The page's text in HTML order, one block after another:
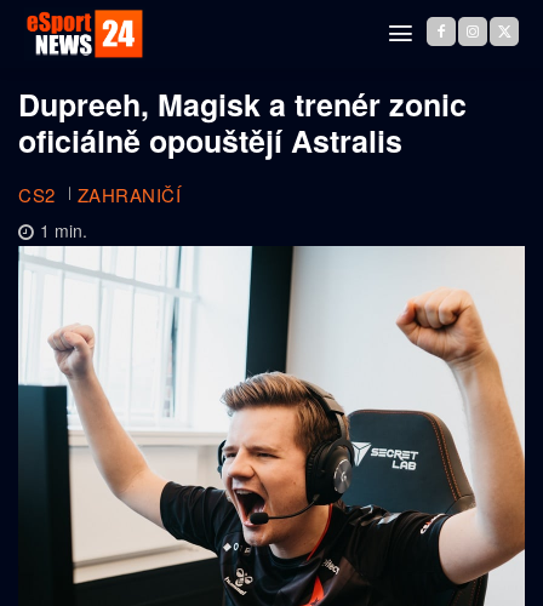
Dupreeh, Magisk a trenér zonic
oficiálně opouštějí Astralis
CS2 ZAHRANIČÍ
1 min.